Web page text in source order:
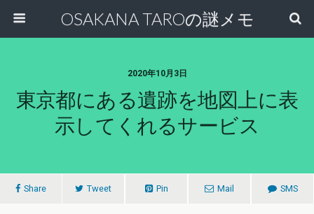
OSAKANA TAROの謎メモ
2020年10月3日
東京都にある遺跡を地図上に表
示してくれるサービス
Share Tweet Pin Mail SMS